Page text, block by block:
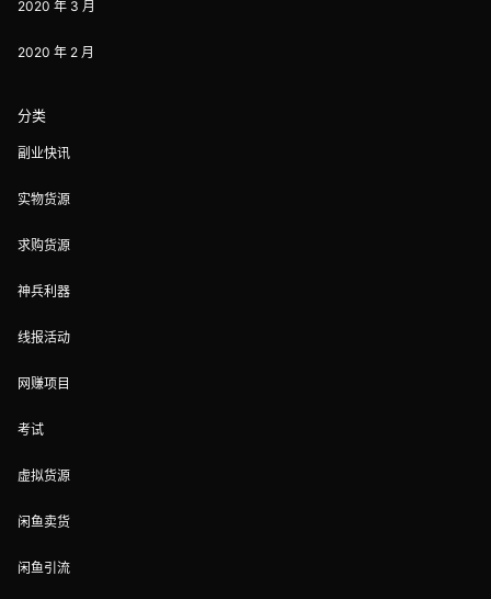
2020 年 3 月
2020 年 2 月
分类
副业快讯
实物货源
求购货源
神兵利器
线报活动
网赚项目
考试
虚拟货源
闲鱼卖货
闲鱼引流